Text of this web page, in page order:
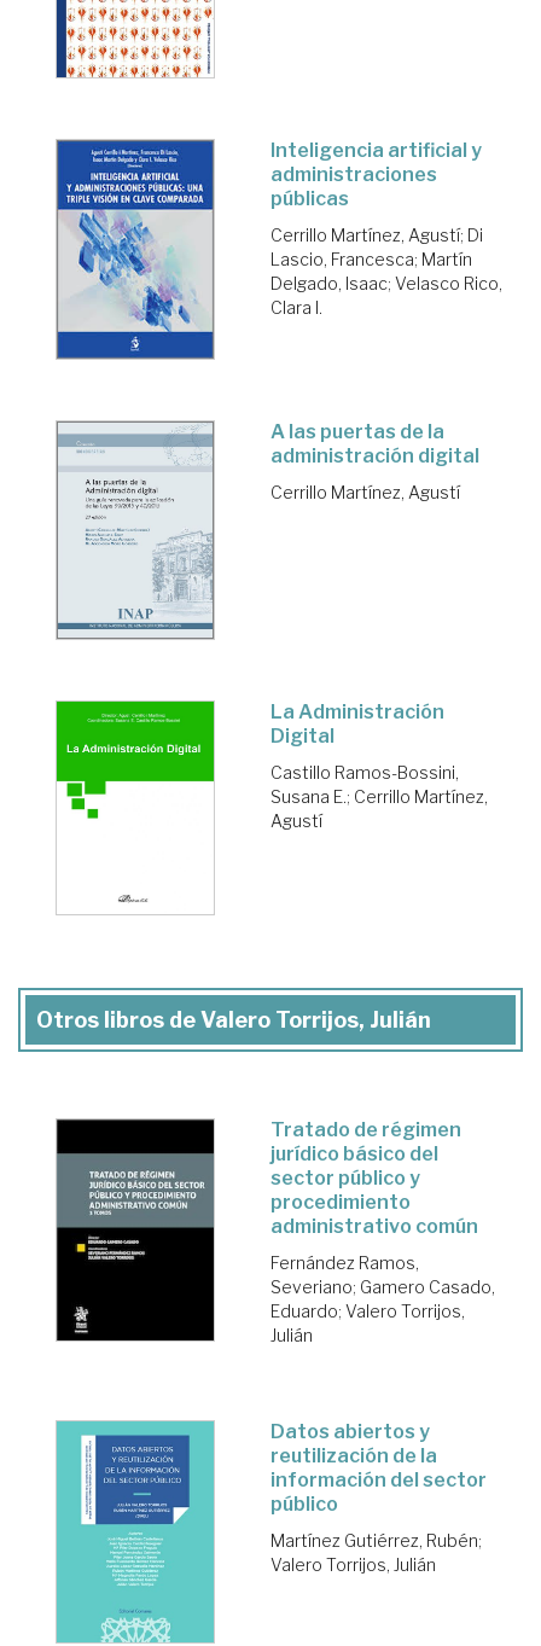
Inteligencia artificial y
administraciones
públicas
Cerrillo Martínez, Agustí; Di
Lascio, Francesca; Martín
Delgado, Isaac; Velasco Rico,
Clara I.
A las puertas de la
administración digital
Cerrillo Martínez, Agustí
La Administración
Digital
Castillo Ramos-Bossini,
Susana E.; Cerrillo Martínez,
Agustí
Otros libros de Valero Torrijos, Julián
Tratado de régimen
jurídico básico del
sector público y
procedimiento
administrativo común
Fernández Ramos,
Severiano; Gamero Casado,
Eduardo; Valero Torrijos,
Julián
Datos abiertos y
reutilización de la
información del sector
público
Martínez Gutiérrez, Rubén;
Valero Torrijos, Julián